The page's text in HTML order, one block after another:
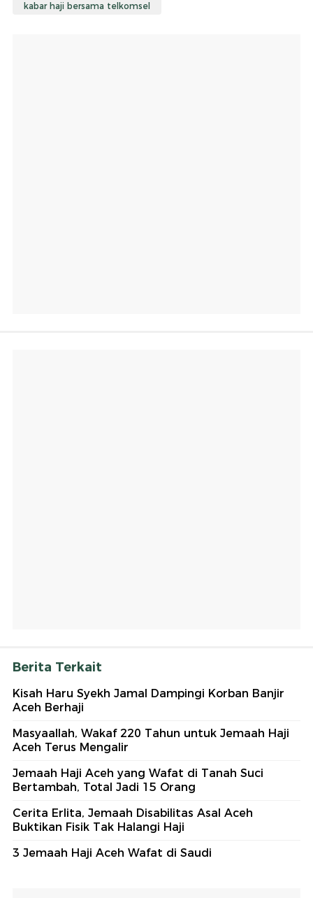
kabar haji bersama telkomsel
Berita Terkait
Kisah Haru Syekh Jamal Dampingi Korban Banjir
Aceh Berhaji
Masyaallah, Wakaf 220 Tahun untuk Jemaah Haji
Aceh Terus Mengalir
Jemaah Haji Aceh yang Wafat di Tanah Suci
Bertambah, Total Jadi 15 Orang
Cerita Erlita, Jemaah Disabilitas Asal Aceh
Buktikan Fisik Tak Halangi Haji
3 Jemaah Haji Aceh Wafat di Saudi